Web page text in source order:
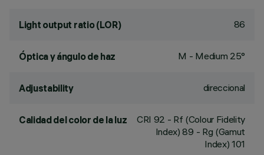
Light output ratio (LOR) 86
Óptica y ángulo de haz M - Medium 25°
Adjustability direccional
Calidad del color de la luz CRI 92 - Rf (Colour Fidelity
Index) 89 - Rg (Gamut
Index) 101